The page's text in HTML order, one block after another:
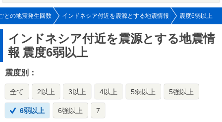
との地震発生回数 インドネシア付近を震源とする地震情報 震度6弱以上
インドネシア付近を震源とする地震情
報 震度6弱以上
震度別：
全て 2以上 3以上 4以上 5弱以上 5強以上
6弱以上 6強以上 7